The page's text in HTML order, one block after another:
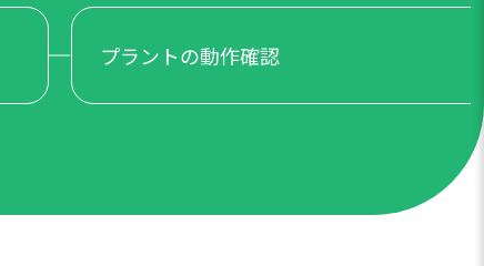
プラントの動作確認